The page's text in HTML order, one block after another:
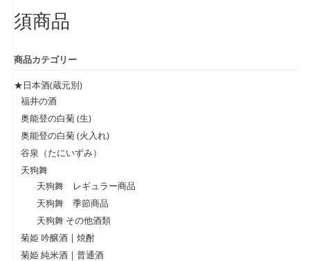
須商品
商品カテゴリー
★日本酒(蔵元別)
福井の酒
奥能登の白菊 (生)
奥能登の白菊 (火入れ)
谷泉（たにいずみ）
天狗舞
天狗舞 レギュラー商品
天狗舞 季節商品
天狗舞 その他酒類
菊姫 吟醸酒 | 焼酎
菊姫 純米酒 | 普通酒